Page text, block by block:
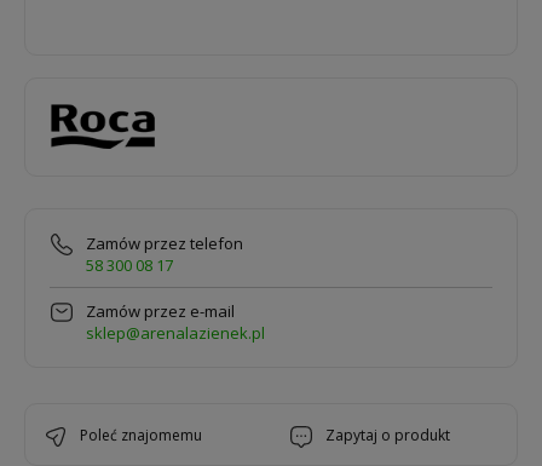
Zamów przez telefon
58 300 08 17
Zamów przez e-mail
sklep@arenalazienek.pl
poleć znajomemu zapytaj o produkt